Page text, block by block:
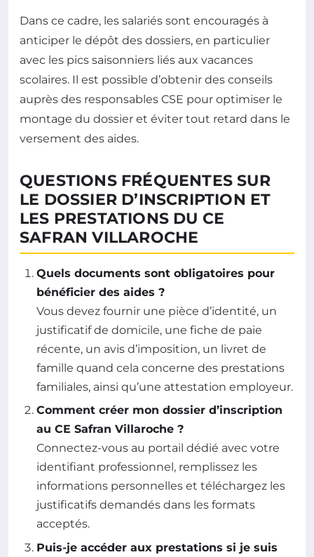
Dans ce cadre, les salariés sont encouragés à
anticiper le dépôt des dossiers, en particulier
avec les pics saisonniers liés aux vacances
scolaires. Il est possible d’obtenir des conseils
auprès des responsables CSE pour optimiser le
montage du dossier et éviter tout retard dans le
versement des aides.
QUESTIONS FRÉQUENTES SUR
LE DOSSIER D’INSCRIPTION ET
LES PRESTATIONS DU CE
SAFRAN VILLAROCHE
Quels documents sont obligatoires pour
bénéficier des aides ?
Vous devez fournir une pièce d’identité, un
justificatif de domicile, une fiche de paie
récente, un avis d’imposition, un livret de
famille quand cela concerne des prestations
familiales, ainsi qu’une attestation employeur.
Comment créer mon dossier d’inscription
au CE Safran Villaroche ?
Connectez-vous au portail dédié avec votre
identifiant professionnel, remplissez les
informations personnelles et téléchargez les
justificatifs demandés dans les formats
acceptés.
Puis-je accéder aux prestations si je suis